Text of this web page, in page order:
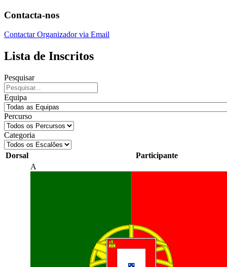
Contacta-nos
Contactar Organizador via Email
Lista de Inscritos
Pesquisar
Equipa
Percurso
Categoria
Dorsal Participante
A